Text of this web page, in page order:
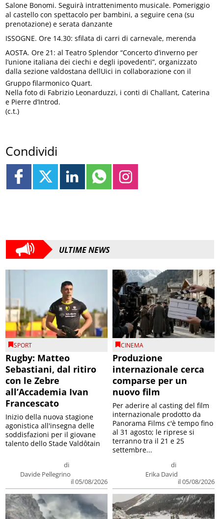
Salone Bonomi. Seguirà intrattenimento musicale. Pomeriggio
al castello con spettacolo per bambini, a seguire cena (su
prenotazione) e serata danzante
ISSOGNE. Ore 14.30: sfilata di carri di carnevale, merenda
AOSTA. Ore 21: al Teatro Splendor “Concerto d’inverno per
l’unione italiana dei ciechi e degli ipovedenti”, organizzato
dalla sezione valdostana dellUici in collaborazione con il
Gruppo filarmonico Quart.
Nella foto di Fabrizio Leonarduzzi, i conti di Challant, Caterina
e Pierre d’Introd.
(c.t.)
Condividi
ULTIME NEWS
SPORT
Rugby: Matteo
Sebastiani, dal ritiro
con le Zebre
all’Accademia Ivan
Francescato
di
Davide Pellegrino
il 05/08/2026
Inizio della nuova stagione
agonistica all'insegna delle
soddisfazioni per il giovane
talento dello Stade Valdôtain
CINEMA
Produzione
internazionale cerca
comparse per un
nuovo film
di
Erika David
il 05/08/2026
Per aderire al casting del film
internazionale prodotto da
Panorama Films c'è tempo fino
al 31 agosto; le riprese si
terranno tra il 21 e 25
settembre...